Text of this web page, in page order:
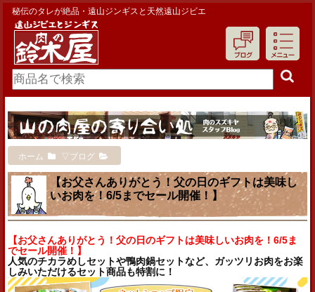
秘伝のタレが絶品・遠山ジンギスと天然遠山ジビエ
ホーム ▽ブログ
【お父さんありがとう！父の日のギフトは美味し
いお肉を！6/5までセール開催！】
【お父さんありがとう！父の日のギフトは美味しいお肉を！6/5ま
でセール開催！】
人気のチカラめしセットや鴨肉鍋セットなど、ガッツリお肉をお楽
しみいただけるセット商品も特割に！